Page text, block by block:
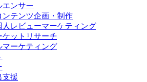
エンサー
ンテンツ企画・制作
⼈レビューマーケティング
ケットリサーチ
マーケティング
支援